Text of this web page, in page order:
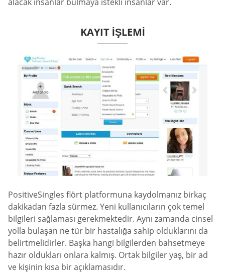
KAYIT İŞLEMI
PositiveSingles flört platformuna kaydolmanız birkaç
dakikadan fazla sürmez. Yeni kullanıcıların çok temel
bilgileri sağlaması gerekmektedir. Aynı zamanda cinsel
yolla bulaşan ne tür bir hastalığa sahip olduklarını da
belirtmelidirler. Başka hangi bilgilerden bahsetmeye
hazır oldukları onlara kalmış. Ortak bilgiler yaş, bir ad
ve kişinin kısa bir açıklamasıdır.